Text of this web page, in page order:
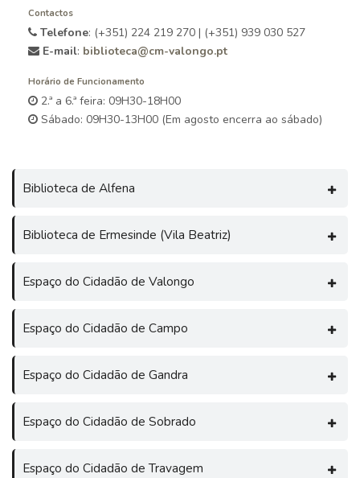
Contactos
Telefone: (+351) 224 219 270 | (+351) 939 030 527
E-mail: biblioteca@cm-valongo.pt
Horário de Funcionamento
2.ª a 6.ª feira: 09H30-18H00
Sábado: 09H30-13H00 (Em agosto encerra ao sábado)
Biblioteca de Alfena
Biblioteca de Ermesinde (Vila Beatriz)
Espaço do Cidadão de Valongo
Espaço do Cidadão de Campo
Espaço do Cidadão de Gandra
Espaço do Cidadão de Sobrado
Espaço do Cidadão de Travagem